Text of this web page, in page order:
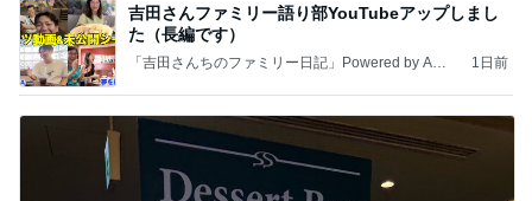
吉田さんファミリー語り部YouTubeアップしまし
た（長編です）
「吉田さんちのファミリー日記」Powered by Ame
1日前